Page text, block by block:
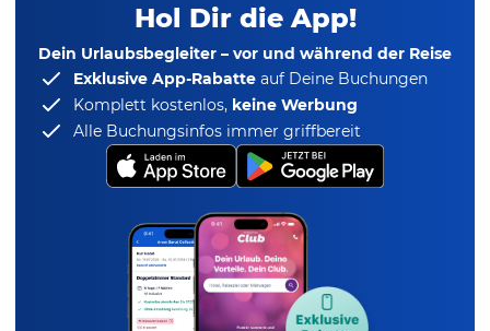
Hol Dir die App!
Dein Urlaubsbegleiter – vor und während der Reise
Exklusive App-Rabatte auf Deine Buchungen
Komplett kostenlos, keine Werbung
Alle Buchungsinfos immer griffbereit